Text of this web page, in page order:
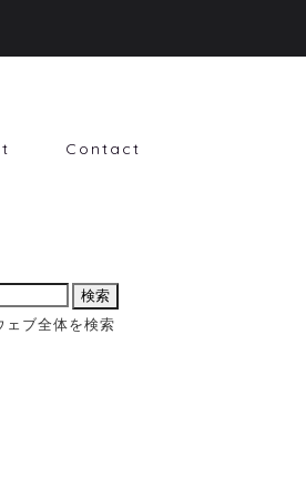
Contact
ェブ全体を検索